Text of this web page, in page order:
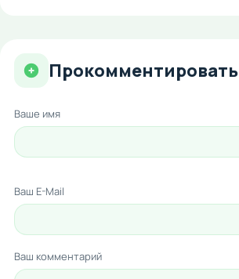
Прокомментировать
Ваше имя
Ваш E-Mail
Ваш комментарий